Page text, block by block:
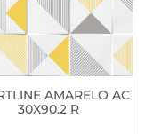
AMARELO AC
30X90.2 R